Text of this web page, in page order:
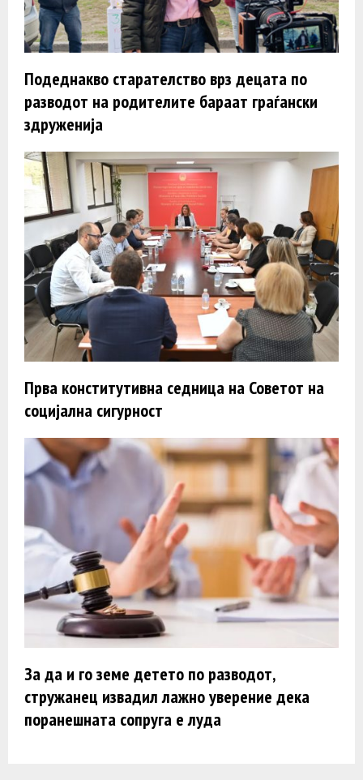
Подеднакво старателство врз децата по
разводот на родителите бараат граѓански
здруженија
Прва конститутивна седница на Советот на
социјална сигурност
За да и го земе детето по разводот,
стружанец извадил лажно уверение дека
поранешната сопруга е луда